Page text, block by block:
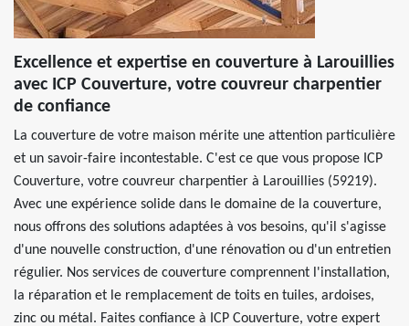
Excellence et expertise en couverture à Larouillies
avec ICP Couverture, votre couvreur charpentier
de confiance
La couverture de votre maison mérite une attention particulière
et un savoir-faire incontestable. C'est ce que vous propose ICP
Couverture, votre couvreur charpentier à Larouillies (59219).
Avec une expérience solide dans le domaine de la couverture,
nous offrons des solutions adaptées à vos besoins, qu'il s'agisse
d'une nouvelle construction, d'une rénovation ou d'un entretien
régulier. Nos services de couverture comprennent l'installation,
la réparation et le remplacement de toits en tuiles, ardoises,
zinc ou métal. Faites confiance à ICP Couverture, votre expert